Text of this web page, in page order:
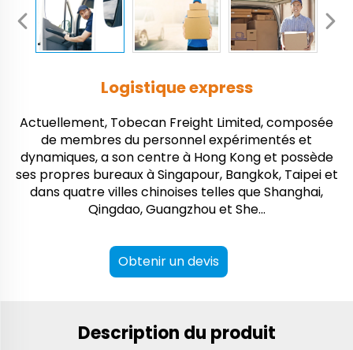
Logistique express
Actuellement, Tobecan Freight Limited, composée
de membres du personnel expérimentés et
dynamiques, a son centre à Hong Kong et possède
ses propres bureaux à Singapour, Bangkok, Taipei et
dans quatre villes chinoises telles que Shanghai,
Qingdao, Guangzhou et She...
Obtenir un devis
Description du produit